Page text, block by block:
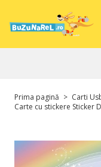
Prima pagină > Carti
Carte cu stickere Sticker